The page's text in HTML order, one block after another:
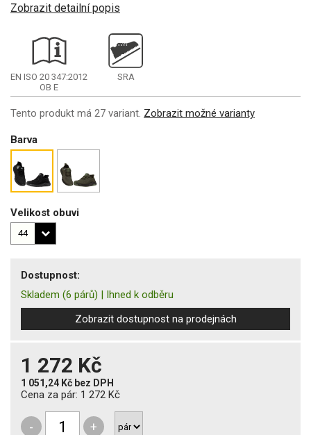
Zobrazit detailní popis
EN ISO 20 347:2012
OB E
SRA
Tento produkt má 27 variant. Zobrazit možné varianty
Barva
Velikost obuvi
Dostupnost:
Skladem (6 párů) | Ihned k odběru
Zobrazit dostupnost na prodejnách
1 272 Kč
1 051,24 Kč bez DPH
Cena za pár: 1 272 Kč
- +